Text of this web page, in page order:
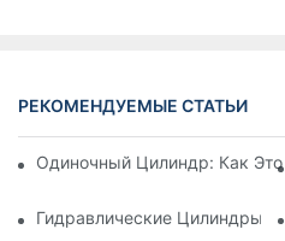
РЕКОМЕНДУЕМЫЕ СТАТЬИ
Одиночный Цилиндр: Как
Гидравлические Цилиндры